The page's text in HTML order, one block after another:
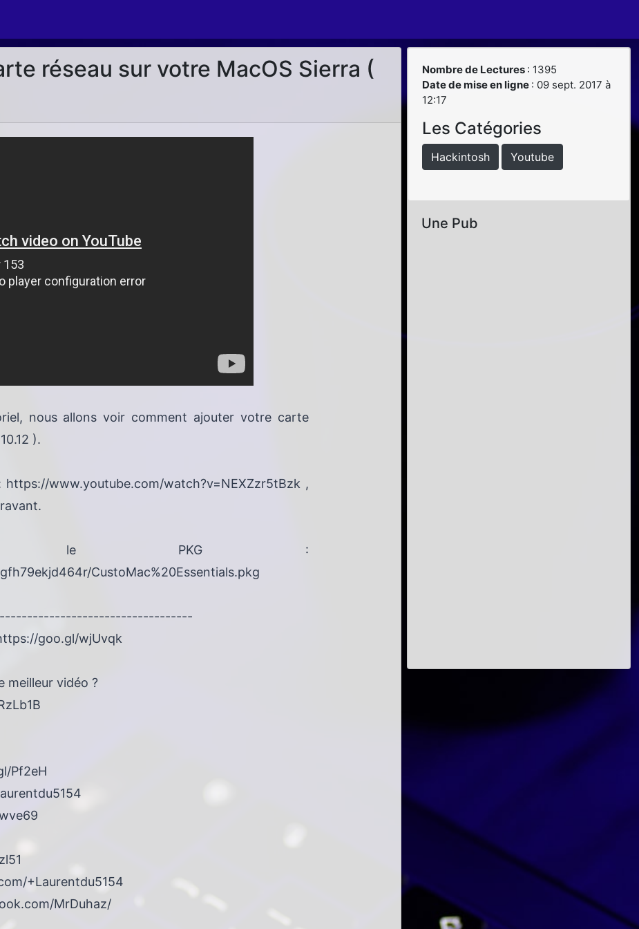
réseau sur votre MacOS Sierra (
nous allons voir comment ajouter votre carte
).
www.youtube.com/watch?v=NEXZzr5tBzk ,
le PKG :
CustoMac%20Essentials.pkg
goo.gl/wjUvqk
meilleur vidéo ?
Pf2eH
+Laurentdu5154
MrDuhaz/
Nombre de Lectures : 1395
Date de mise en ligne : 09 sept. 2017 à
12:17
Les Catégories
Hackintosh Youtube
Une Pub